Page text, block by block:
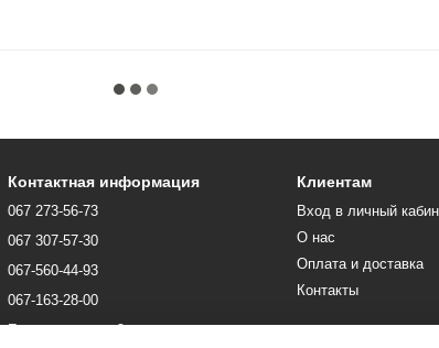
Контактная информация
067 273-56-73
067 307-57-30
067-560-44-93
067-163-28-00
Перезвонить вам?
Клиентам
Вход в личный
О нас
Оплата и доставка
Контакты